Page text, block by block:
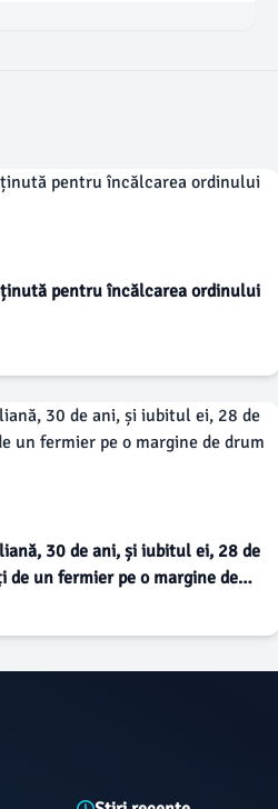
pentru încălcarea ordinului
30 de ani, și iubitul ei, 28 de
de un fermier pe o margine de